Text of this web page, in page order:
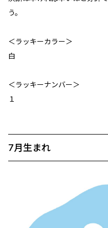
う。
＜ラッキーカラー＞
白
＜ラッキーナンバー＞
１
7月生まれ